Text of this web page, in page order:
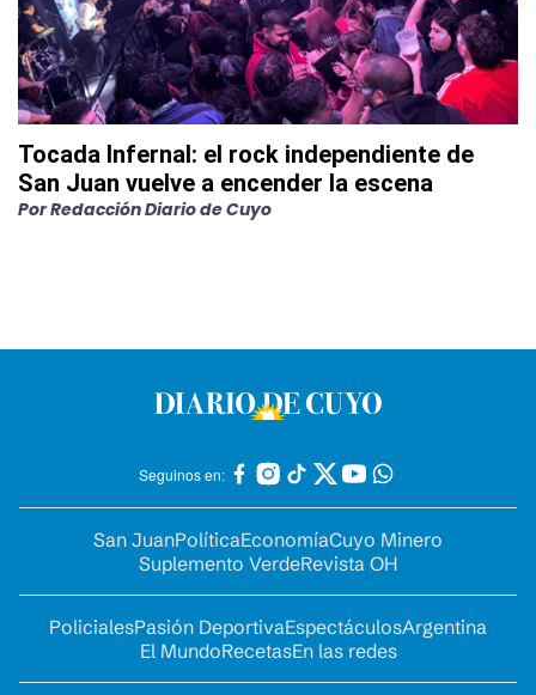
Tocada Infernal: el rock independiente de
San Juan vuelve a encender la escena
PorRedacción Diario de Cuyo
Seguinos en:
San JuanPolíticaEconomíaCuyo Minero
Suplemento VerdeRevista OH
PolicialesPasión DeportivaEspectáculosArgentina
El MundoRecetasEn las redes